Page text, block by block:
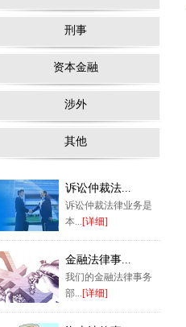
刑事
资本金融
涉外
其他
诉讼仲裁法...
诉讼仲裁法律业务是
本...[详细]
金融法律事...
我们的金融法律事务
部...[详细]